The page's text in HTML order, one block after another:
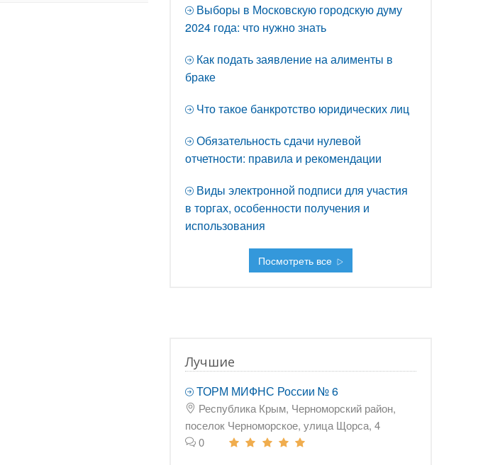
Выборы в Московскую городскую думу
2024 года: что нужно знать
Как подать заявление на алименты в
браке
Что такое банкротство юридических лиц
Обязательность сдачи нулевой
отчетности: правила и рекомендации
Виды электронной подписи для участия
в торгах, особенности получения и
использования
Посмотреть все
Лучшие
ТОРМ МИФНС России № 6
Республика Крым, Черноморский район,
поселок Черноморское, улица Щорса, 4
0